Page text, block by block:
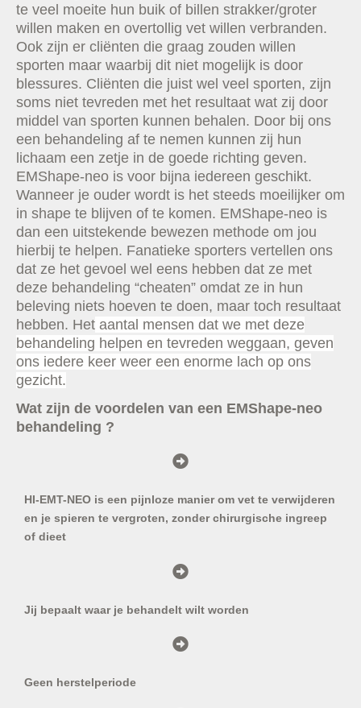
te veel moeite hun buik of billen strakker/groter
willen maken en overtollig vet willen verbranden.
Ook zijn er cliënten die graag zouden willen
sporten maar waarbij dit niet mogelijk is door
blessures. Cliënten die juist wel veel sporten, zijn
soms niet tevreden met het resultaat wat zij door
middel van sporten kunnen behalen. Door bij ons
een behandeling af te nemen kunnen zij hun
lichaam een zetje in de goede richting geven.
EMShape-neo is voor bijna iedereen geschikt.
Wanneer je ouder wordt is het steeds moeilijker om
in shape te blijven of te komen. EMShape-neo is
dan een uitstekende bewezen methode om jou
hierbij te helpen. Fanatieke sporters vertellen ons
dat ze het gevoel wel eens hebben dat ze met
deze behandeling “cheaten” omdat ze in hun
beleving niets hoeven te doen, maar toch resultaat
hebben. Het aantal mensen dat we met deze
behandeling helpen en tevreden weggaan, geven
ons iedere keer weer een enorme lach op ons
gezicht.
Wat zijn de voordelen van een EMShape-neo
behandeling ?
HI-EMT-NEO is een pijnloze manier om vet te verwijderen
en je spieren te vergroten, zonder chirurgische ingreep
of dieet
Jij bepaalt waar je behandelt wilt worden
Geen herstelperiode